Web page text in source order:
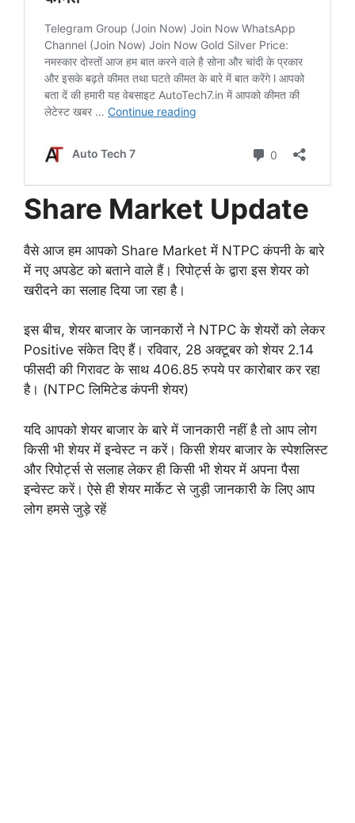
Share Market Update
वैसे आज हम आपको Share Market में NTPC कंपनी के बारे
में नए अपडेट को बताने वाले हैं। रिपोर्ट्स के द्वारा इस शेयर को
खरीदने का सलाह दिया जा रहा है।
इस बीच, शेयर बाजार के जानकारों ने NTPC के शेयरों को लेकर
Positive संकेत दिए हैं। रविवार, 28 अक्टूबर को शेयर 2.14
फीसदी की गिरावट के साथ 406.85 रुपये पर कारोबार कर रहा
है। (NTPC लिमिटेड कंपनी शेयर)
यदि आपको शेयर बाजार के बारे में जानकारी नहीं है तो आप लोग
किसी भी शेयर में इन्वेस्ट न करें। किसी शेयर बाजार के स्पेशलिस्ट
और रिपोर्ट्स से सलाह लेकर ही किसी भी शेयर में अपना पैसा
इन्वेस्ट करें। ऐसे ही शेयर मार्केट से जुड़ी जानकारी के लिए आप
लोग हमसे जुड़े रहें